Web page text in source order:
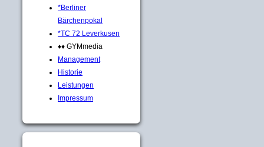
*Berliner
Bärchenpokal
*TC 72 Leverkusen
♦♦ GYMmedia
Management
Historie
Leistungen
Impressum